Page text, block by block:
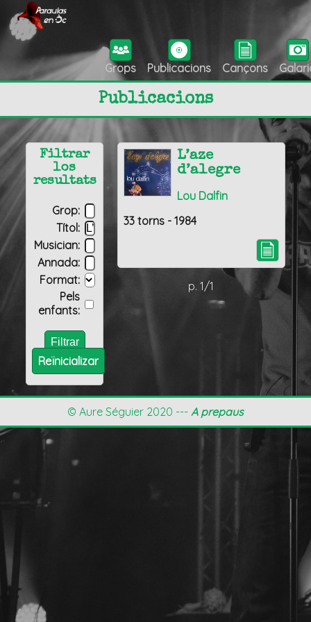
Grops Publicacions Cançons
Publicacions
L’aze
d’alegre
Lou Dalfin
33 torns - 1984
p. 1/1
Filtrar
los
resultats
Grop:
Títol:
Musician:
Annada:
Format:
Pels
enfants:
Reïnicializar
© Aure Séguier 2020 --- A prepaus